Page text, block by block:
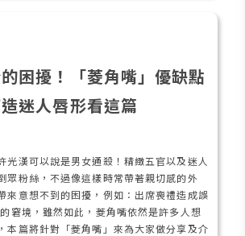
困擾！「菱角嘴」優缺點
迷人唇形看這篇
光漢可以說是男女通殺！精緻五官以及迷人
眾粉絲，不過像這樣時常帶著親切感的外
來意想不到的困擾，例如：出席喪禮造成誤
窘境，雖然如此，菱角嘴依然是許多人想
本篇將針對「菱角嘴」來為大家做分享及介